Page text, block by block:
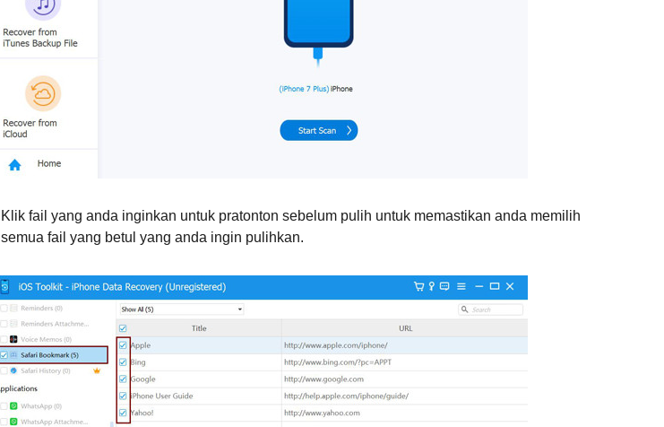
Klik fail yang anda inginkan untuk pratonton sebelum pulih untuk memastikan anda memilih
semua fail yang betul yang anda ingin pulihkan.